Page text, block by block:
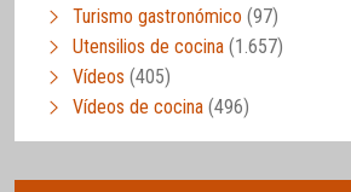
Turismo gastronómico (97)
Utensilios de cocina (1.657)
Vídeos (405)
Vídeos de cocina (496)